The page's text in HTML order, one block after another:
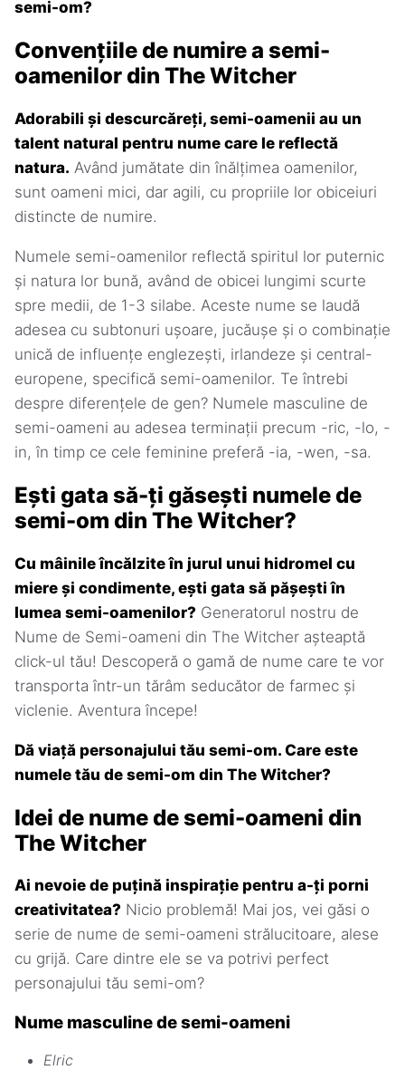
semi-om?
Convențiile de numire a semi-
oamenilor din The Witcher
Adorabili și descurcăreți, semi-oamenii au un
talent natural pentru nume care le reflectă
natura. Având jumătate din înălțimea oamenilor,
sunt oameni mici, dar agili, cu propriile lor obiceiuri
distincte de numire.
Numele semi-oamenilor reflectă spiritul lor puternic
și natura lor bună, având de obicei lungimi scurte
spre medii, de 1-3 silabe. Aceste nume se laudă
adesea cu subtonuri ușoare, jucăușe și o combinație
unică de influențe englezești, irlandeze și central-
europene, specifică semi-oamenilor. Te întrebi
despre diferențele de gen? Numele masculine de
semi-oameni au adesea terminații precum -ric, -lo, -
in, în timp ce cele feminine preferă -ia, -wen, -sa.
Ești gata să-ți găsești numele de
semi-om din The Witcher?
Cu mâinile încălzite în jurul unui hidromel cu
miere și condimente, ești gata să pășești în
lumea semi-oamenilor? Generatorul nostru de
Nume de Semi-oameni din The Witcher așteaptă
click-ul tău! Descoperă o gamă de nume care te vor
transporta într-un tărâm seducător de farmec și
viclenie. Aventura începe!
Dă viață personajului tău semi-om. Care este
numele tău de semi-om din The Witcher?
Idei de nume de semi-oameni din
The Witcher
Ai nevoie de puțină inspirație pentru a-ți porni
creativitatea? Nicio problemă! Mai jos, vei găsi o
serie de nume de semi-oameni strălucitoare, alese
cu grijă. Care dintre ele se va potrivi perfect
personajului tău semi-om?
Nume masculine de semi-oameni
Elric